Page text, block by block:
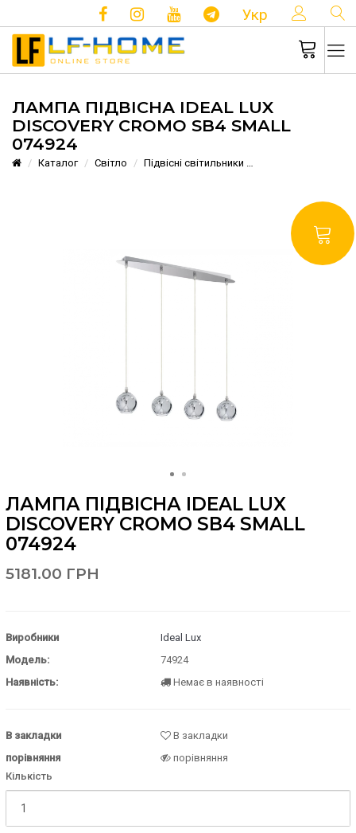
Укр
ЛАМПА ПІДВІСНА IDEAL LUX
DISCOVERY CROMO SB4 SMALL
074924
Каталог Cвітло Підвісні світильники
ЛАМПА ПІДВІСНА IDEAL LUX
DISCOVERY CROMO SB4 SMALL
074924
5181.00 ГРН
Виробники
Ideal Lux
Модель:
74924
Наявність:
Немає в наявності
В закладки
В закладки
порівняння
порівняння
Кількість